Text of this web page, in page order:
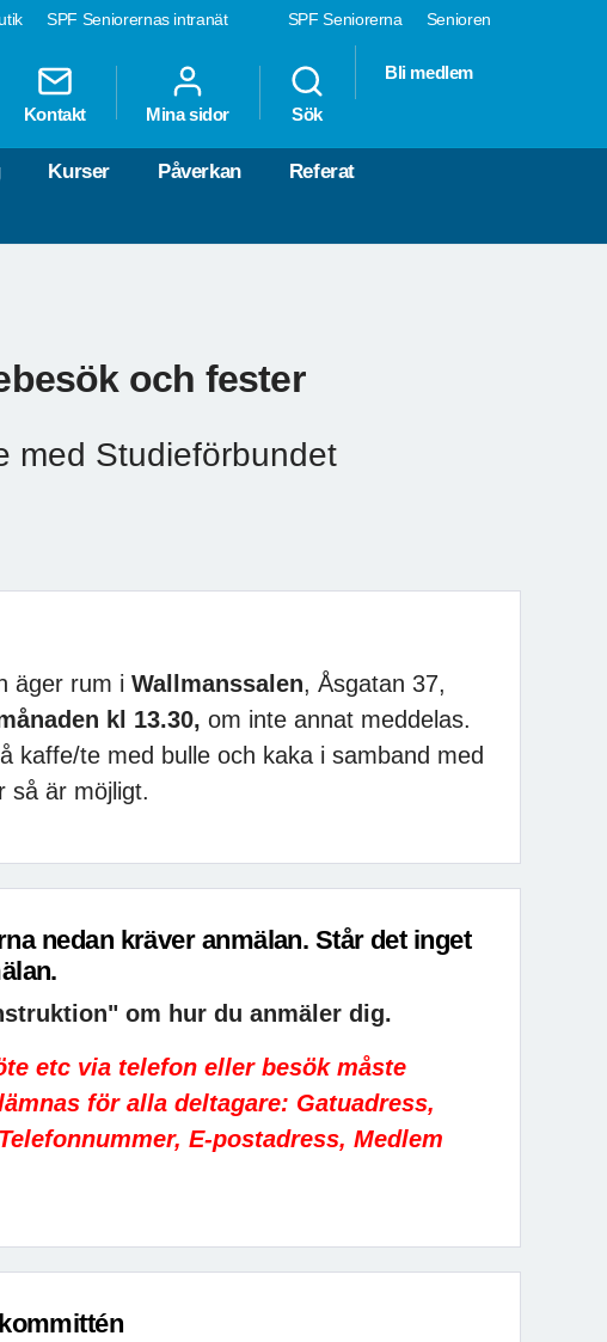
SPF Seniorerna Senioren
SPF Seniorernas intranät
Kontakt Mina sidor Sök
Bli medlem
Kurser Påverkan Referat
och fester
med Studieförbundet
äger rum i Wallmanssalen, Åsgatan 37,
kl 13.30, om inte annat meddelas.
kaffe/te med bulle och kaka i samband med
så är möjligt.
nedan kräver anmälan. Står det inget
om hur du anmäler dig.
etc via telefon eller besök måste
för alla deltagare: Gatuadress,
E-postadress, Medlem